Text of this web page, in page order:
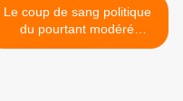
Le coup de sang politique
du pourtant modéré
Philippe Bilger, face au